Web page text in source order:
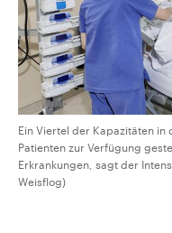
Ein Viertel der Kapazitäten in
Patienten zur Verfügung
Erkrankungen, sagt der
Weisflog)